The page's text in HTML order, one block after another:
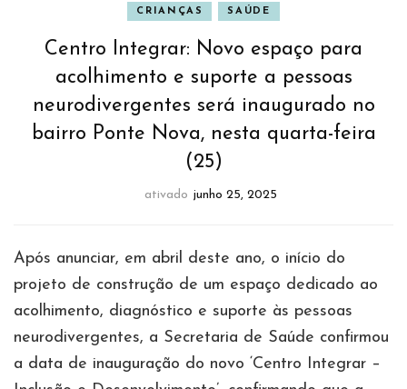
CRIANÇAS SAÚDE
Centro Integrar: Novo espaço para
acolhimento e suporte a pessoas
neurodivergentes será inaugurado no
bairro Ponte Nova, nesta quarta-feira
(25)
ativado junho 25, 2025
Após anunciar, em abril deste ano, o início do
projeto de construção de um espaço dedicado ao
acolhimento, diagnóstico e suporte às pessoas
neurodivergentes, a Secretaria de Saúde confirmou
a data de inauguração do novo ‘Centro Integrar –